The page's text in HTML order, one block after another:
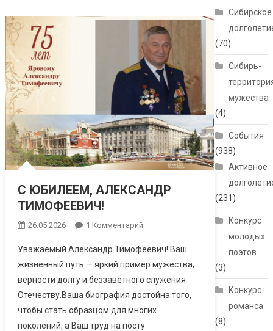
С ЮБИЛЕЕМ, АЛЕКСАНДР
ТИМОФЕЕВИЧ!
26.05.2026 1 Комментарий
АЛЕКСАНДР
ТИМОФЕЕВИЧ!
Уважаемый Александр Тимофеевич! Ваш
жизненный путь — яркий пример мужества,
верности долгу и беззаветного служения
Отечеству.Ваша биография достойна того,
чтобы стать образцом для многих
поколений, а Ваш труд на посту
Сибирское
(70)
Сибирь-
мужества
(4)
События
(938)
Активное
(231)
Конкурс
молодых
поэтов
(3)
Конкурс
романса
(8)